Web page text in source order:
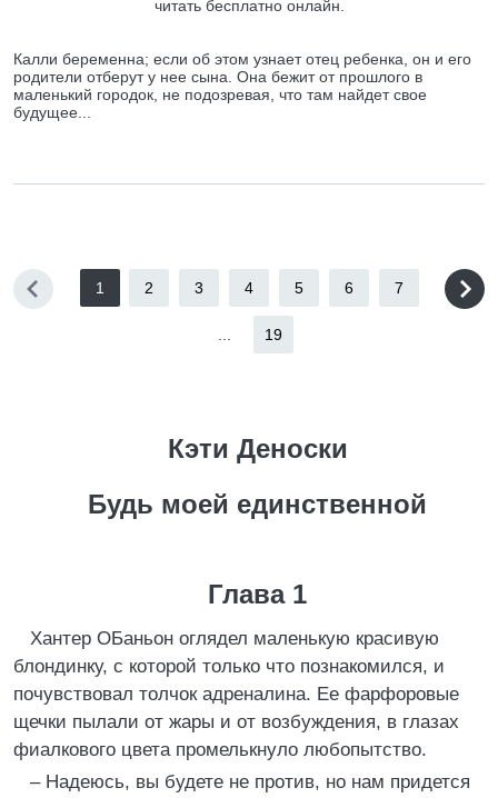
читать бесплатно онлайн.
Калли беременна; если об этом узнает отец ребенка, он и его
родители отберут у нее сына. Она бежит от прошлого в
маленький городок, не подозревая, что там найдет свое
будущее...
1 2 3 4 5 6 7
19
Кэти Деноски
Будь моей единственной
Глава 1
Хантер ОБаньон оглядел маленькую красивую
блондинку, с которой только что познакомился, и
почувствовал толчок адреналина. Ее фарфоровые
щечки пылали от жары и от возбуждения, в глазах
фиалкового цвета промелькнуло любопытство.
– Надеюсь, вы будете не против, но нам придется